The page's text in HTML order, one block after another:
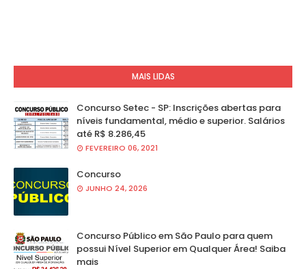
MAIS LIDAS
Concurso Setec - SP: Inscrições abertas para
níveis fundamental, médio e superior. Salários
até R$ 8.286,45
FEVEREIRO 06, 2021
Concurso
JUNHO 24, 2026
Concurso Público em São Paulo para quem
possui Nível Superior em Qualquer Área! Saiba
mais